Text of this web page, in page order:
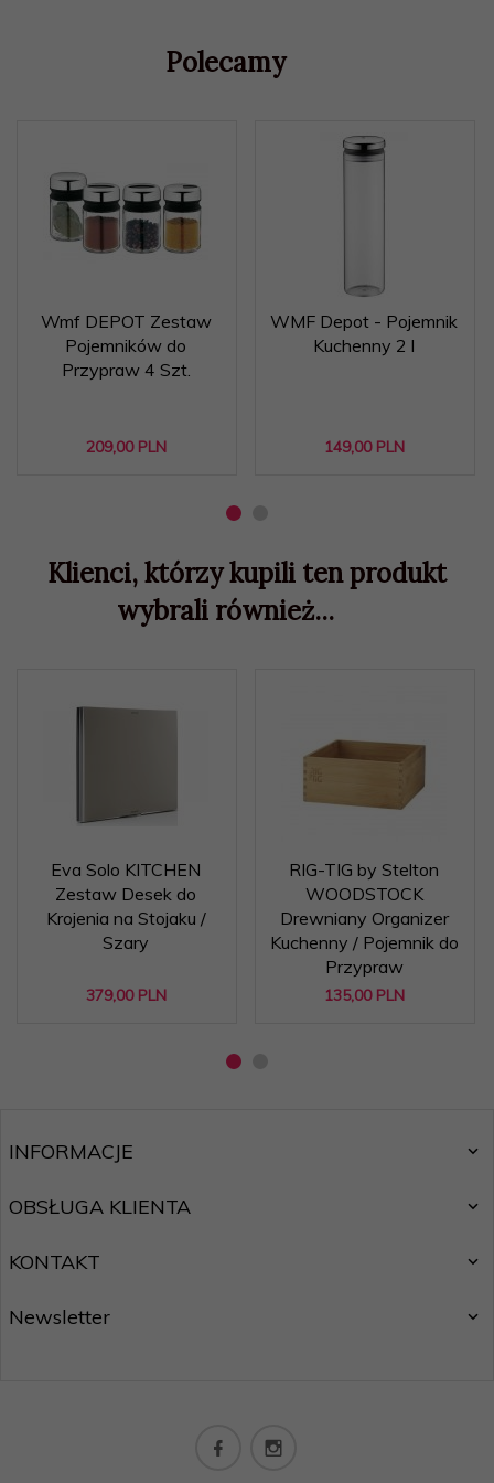
Polecamy
Wmf DEPOT Zestaw
Pojemników do
Przypraw 4 Szt.
209,00 PLN
WMF Depot - Pojemnik
Kuchenny 2 l
149,00 PLN
Klienci, którzy kupili ten produkt
wybrali również...
Eva Solo KITCHEN
Zestaw Desek do
Krojenia na Stojaku /
Szary
379,00 PLN
RIG-TIG by Stelton
WOODSTOCK
Drewniany Organizer
Kuchenny / Pojemnik do
Przypraw
135,00 PLN
INFORMACJE
OBSŁUGA KLIENTA
KONTAKT
Newsletter